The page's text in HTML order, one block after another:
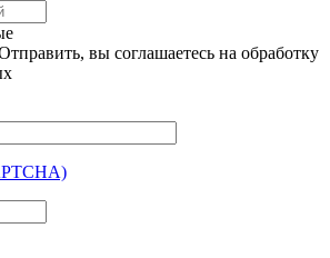
вы соглашаетесь на обработку